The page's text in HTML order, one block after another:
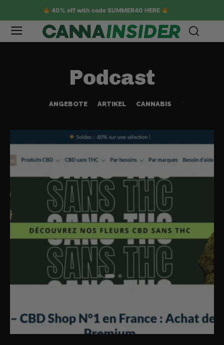
40% off with code SUMMER40 HERE
Podcast
ANGEBOTE ARTIKEL CANNABIS